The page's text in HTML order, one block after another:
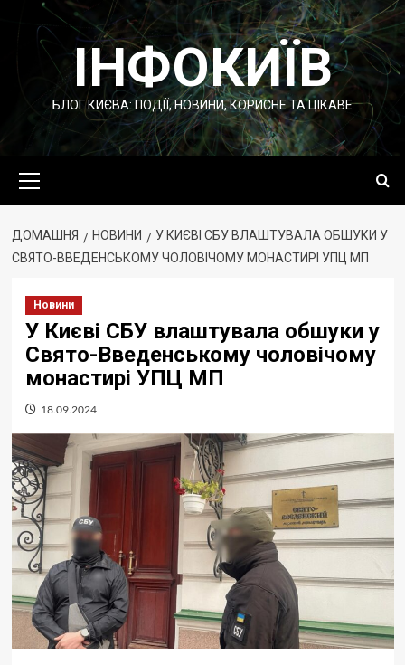
Перейти
ІНФОКИЇВ
БЛОГ КИЄВА: ПОДІЇ, НОВИНИ, КОРИСНЕ ТА ЦІКАВЕ
меню
ДОМАШНЯ НОВИНИ
У КИЄВІ СБУ ВЛАШТУВАЛА ОБШУКИ У
СВЯТО-ВВЕДЕНСЬКОМУ ЧОЛОВІЧОМУ МОНАСТИРІ УПЦ МП
Новини
У Києві СБУ влаштувала обшуки у
Свято-Введенському чоловічому
монастирі УПЦ МП
18.09.2024